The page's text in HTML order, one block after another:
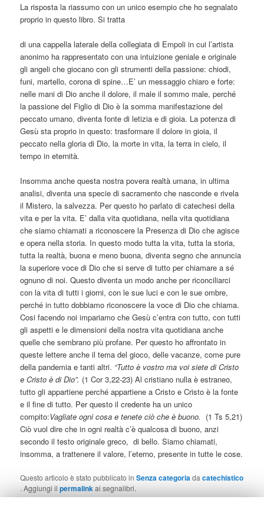
La risposta la riassumo con un unico esempio che ho segnalato
proprio in questo libro. Si tratta
di una cappella laterale della collegiata di Empoli in cui l’artista
anonimo ha rappresentato con una intuizione geniale e originale
gli angeli che giocano con gli strumenti della passione: chiodi,
funi, martello, corona di spine…E’ un messaggio chiaro e forte:
nelle mani di Dio anche il dolore, il male il sommo male, perché
la passione del Figlio di Dio è la somma manifestazione del
peccato umano, diventa fonte di letizia e di gioia. La potenza di
Gesù sta proprio in questo: trasformare il dolore in gioia, il
peccato nella gloria di Dio, la morte in vita, la terra in cielo, il
tempo in eternità.
Insomma anche questa nostra povera realtà umana, in ultima
analisi, diventa una specie di sacramento che nasconde e rivela
il Mistero, la salvezza. Per questo ho parlato di catechesi della
vita e per la vita. E’ dalla vita quotidiana, nella vita quotidiana
che siamo chiamati a riconoscere la Presenza di Dio che agisce
e opera nella storia. In questo modo tutta la vita, tutta la storia,
tutta la realtà, buona e meno buona, diventa segno che annuncia
la superiore voce di Dio che si serve di tutto per chiamare a sé
ognuno di noi. Questo diventa un modo anche per riconciliarci
con la vita di tutti i giorni, con le sue luci e con le sue ombre,
perché in tutto dobbiamo riconoscere la voce di Dio che chiama.
Cosi facendo noi impariamo che Gesù c’entra con tutto, con tutti
gli aspetti e le dimensioni della nostra vita quotidiana anche
quelle che sembrano più profane. Per questo ho affrontato in
queste lettere anche il tema del gioco, delle vacanze, come pure
della pandemia e tanti altri. “Tutto è vostro ma voi siete di Cristo
e Cristo è di Dio”. (1 Cor 3,22-23) Al cristiano nulla è estraneo,
tutto gli appartiene perché appartiene a Cristo e Cristo è la fonte
e il fine di tutto. Per questo il credente ha un unico
compito:Vagliate ogni cosa e tenete ciò che è buono. (1 Ts 5,21)
Ciò vuol dire che in ogni realtà c’è qualcosa di buono, anzi
secondo il testo originale greco, di bello. Siamo chiamati,
insomma, a trattenere il valore, l’eterno, presente in tutte le cose.
Questo articolo è stato pubblicato inSenza categoriadacatechistico
. Aggiungi ilpermalinkai segnalibri.